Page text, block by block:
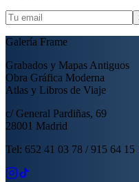
Galería Frame
Grabados y Mapas Antiguos
Obra Gráfica Moderna
Atlas y Libros de Viaje
c/ General Pardiñas, 69
28001 Madrid
Tel: 652 41 03 78 / 915 64 15